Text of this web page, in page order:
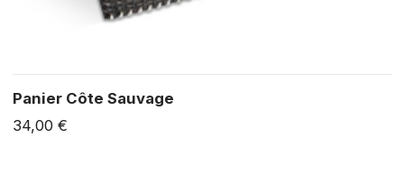
Panier Côte Sauvage
34,00 €